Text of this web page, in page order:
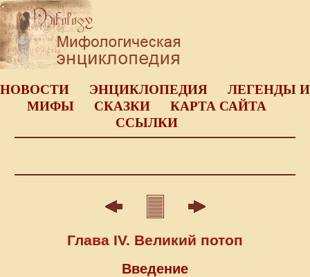
НОВОСТИ ЭНЦИКЛОПЕДИЯ
ЛЕГЕНДЫ И
МИФЫ
СКАЗКИ
КАРТА САЙТА
ССЫЛКИ
Глава IV. Великий потоп
Введение